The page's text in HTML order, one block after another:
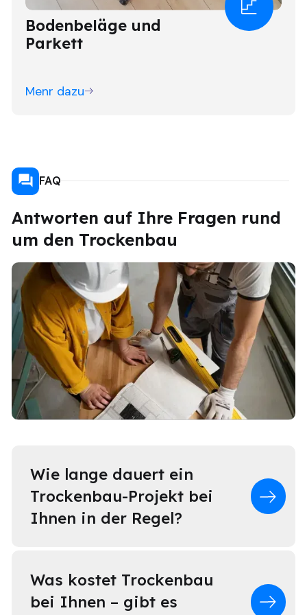
Bodenbeläge und
Parkett
Menr dazu
FAQ
Antworten auf Ihre Fragen rund
um den Trockenbau
Wie lange dauert ein
Trockenbau-Projekt bei
Ihnen in der Regel?
Raumgröße ab. Kleine Projekte wie einzelne
Trennwände oder Decken erledigen wir oft
Was kostet Trockenbau
bei Ihnen – gibt es